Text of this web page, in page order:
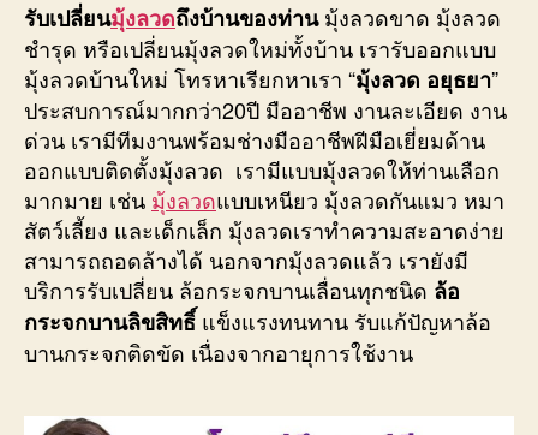
รับเปลี่ยนมุ้งลวดถึงบ้านของท่านมุ้งลวดขาด มุ้งลวด
ชำรุด หรือเปลี่ยนมุ้งลวดใหม่ทั้งบ้าน เรารับออกแบบ
มุ้งลวดบ้านใหม่ โทรหาเรียกหาเรา “มุ้งลวด อยุธยา”
ประสบการณ์มากกว่า20ปี มืออาชีพ งานละเอียด งาน
ด่วน เรามีทีมงานพร้อมช่างมืออาชีพฝีมือเยี่ยมด้าน
ออกแบบติดตั้งมุ้งลวด เรามีแบบมุ้งลวดให้ท่านเลือก
มากมาย เช่น มุ้งลวดแบบเหนียว มุ้งลวดกันแมว หมา
สัตว์เลี้ยง และเด็กเล็ก มุ้งลวดเราทำความสะอาดง่าย
สามารถถอดล้างได้ นอกจากมุ้งลวดแล้ว เรายังมี
บริการรับเปลี่ยน ล้อกระจกบานเลื่อนทุกชนิด ล้อ
กระจกบานลิขสิทธิ์ แข็งแรงทนทาน รับแก้ปัญหาล้อ
บานกระจกติดขัด เนื่องจากอายุการใช้งาน